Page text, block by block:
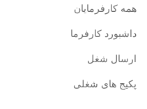
همه کارفرمایان
داشبورد کارفرما
ارسال شغل
پکیج های شغلی